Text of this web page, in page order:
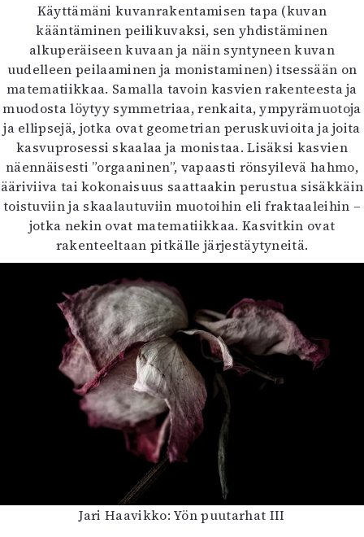
Käyttämäni kuvanrakentamisen tapa (kuvan
kääntäminen peilikuvaksi, sen yhdistäminen
alkuperäiseen kuvaan ja näin syntyneen kuvan
uudelleen peilaaminen ja monistaminen) itsessään on
matematiikkaa. Samalla tavoin kasvien rakenteesta ja
muodosta löytyy symmetriaa, renkaita, ympyrämuotoja
ja ellipsejä, jotka ovat geometrian peruskuvioita ja joita
kasvuprosessi skaalaa ja monistaa. Lisäksi kasvien
näennäisesti ”orgaaninen”, vapaasti rönsyilevä hahmo,
ääriviiva tai kokonaisuus saattaakin perustua sisäkkäin
toistuviin ja skaalautuviin muotoihin eli fraktaaleihin –
jotka nekin ovat matematiikkaa. Kasvitkin ovat
rakenteeltaan pitkälle järjestäytyneitä.
Jari Haavikko: Yön puutarhat III